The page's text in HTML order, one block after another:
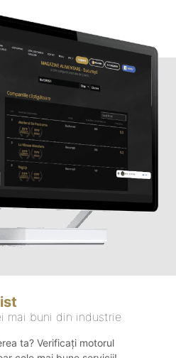
mai buni din industrie
ta? Verificați motorul